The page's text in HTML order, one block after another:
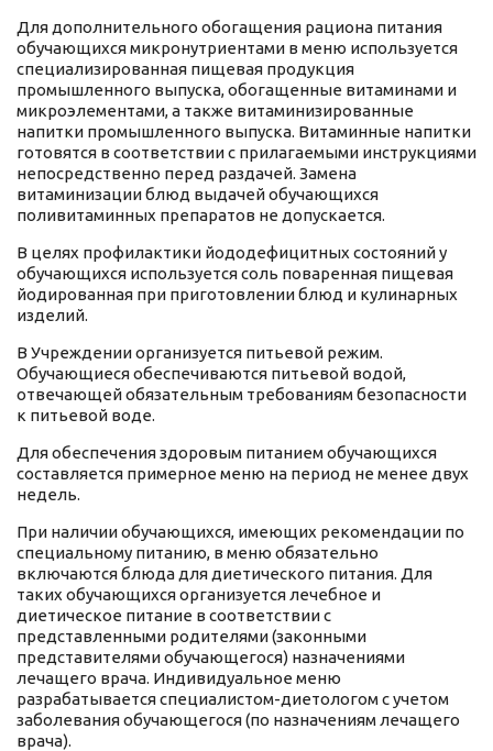
Для дополнительного обогащения рациона питания
обучающихся микронутриентами в меню используется
специализированная пищевая продукция
промышленного выпуска, обогащенные витаминами и
микроэлементами, а также витаминизированные
напитки промышленного выпуска. Витаминные напитки
готовятся в соответствии с прилагаемыми инструкциями
непосредственно перед раздачей. Замена
витаминизации блюд выдачей обучающихся
поливитаминных препаратов не допускается.
В целях профилактики йододефицитных состояний у
обучающихся используется соль поваренная пищевая
йодированная при приготовлении блюд и кулинарных
изделий.
В Учреждении организуется питьевой режим.
Обучающиеся обеспечиваются питьевой водой,
отвечающей обязательным требованиям безопасности
к питьевой воде.
Для обеспечения здоровым питанием обучающихся
составляется примерное меню на период не менее двух
недель.
При наличии обучающихся, имеющих рекомендации по
специальному питанию, в меню обязательно
включаются блюда для диетического питания. Для
таких обучающихся организуется лечебное и
диетическое питание в соответствии с
представленными родителями (законными
представителями обучающегося) назначениями
лечащего врача. Индивидуальное меню
разрабатывается специалистом-диетологом с учетом
заболевания обучающегося (по назначениям лечащего
врача).